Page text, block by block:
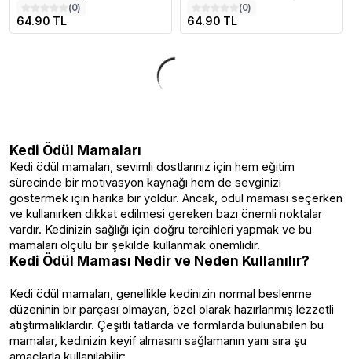
(0)
64.90 TL
(0)
64.90 TL
Kedi Ödül Mamaları
Kedi ödül mamaları, sevimli dostlarınız için hem eğitim
sürecinde bir motivasyon kaynağı hem de sevginizi
göstermek için harika bir yoldur. Ancak, ödül maması seçerken
ve kullanırken dikkat edilmesi gereken bazı önemli noktalar
vardır. Kedinizin sağlığı için doğru tercihleri yapmak ve bu
mamaları ölçülü bir şekilde kullanmak önemlidir.
Kedi Ödül Maması Nedir ve Neden Kullanılır?
Kedi ödül mamaları, genellikle kedinizin normal beslenme
düzeninin bir parçası olmayan, özel olarak hazırlanmış lezzetli
atıştırmalıklardır. Çeşitli tatlarda ve formlarda bulunabilen bu
mamalar, kedinizin keyif almasını sağlamanın yanı sıra şu